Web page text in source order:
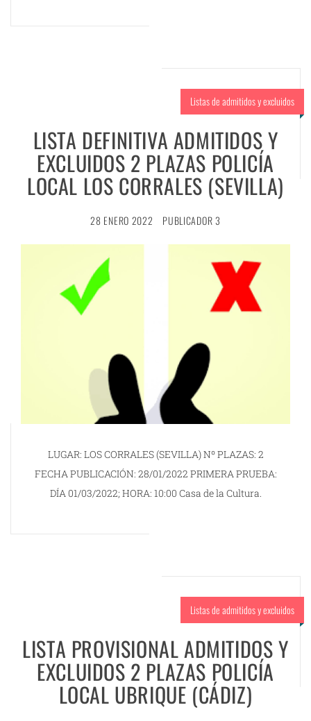
Listas de admitidos y excluidos
LISTA DEFINITIVA ADMITIDOS Y
EXCLUIDOS 2 PLAZAS POLICÍA
LOCAL LOS CORRALES (SEVILLA)
28 ENERO 2022 PUBLICADOR 3
LUGAR: LOS CORRALES (SEVILLA) Nº PLAZAS: 2
FECHA PUBLICACIÓN: 28/01/2022 PRIMERA PRUEBA:
DÍA 01/03/2022; HORA: 10:00 Casa de la Cultura.
Listas de admitidos y excluidos
LISTA PROVISIONAL ADMITIDOS Y
EXCLUIDOS 2 PLAZAS POLICÍA
LOCAL UBRIQUE (CÁDIZ)